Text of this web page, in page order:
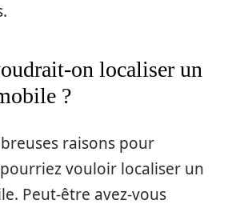
on localiser un
?
raisons pour
vouloir localiser un
Peut-être avez-vous